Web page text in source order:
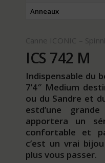
Anneaux
Canne ICONIC –
ICS 742 M
Indispensable du
7’4″ Medium
ou du Sandre et
estd’une
apportera un
confortable et
c’est un vrai
plus vous passer.